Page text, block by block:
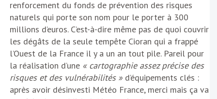
renforcement du fonds de prévention des risques
naturels qui porte son nom pour le porter à 300
millions d’euros. C’est-à-dire même pas de quoi couvrir
les dégâts de la seule tempête Cioran qui a frappé
l’Ouest de la France il y a un an tout pile. Pareil pour
la réalisation d’une « cartographie assez précise des
risques et des vulnérabilités » d’équipements clés :
après avoir désinvesti Météo France, merci mais ça va